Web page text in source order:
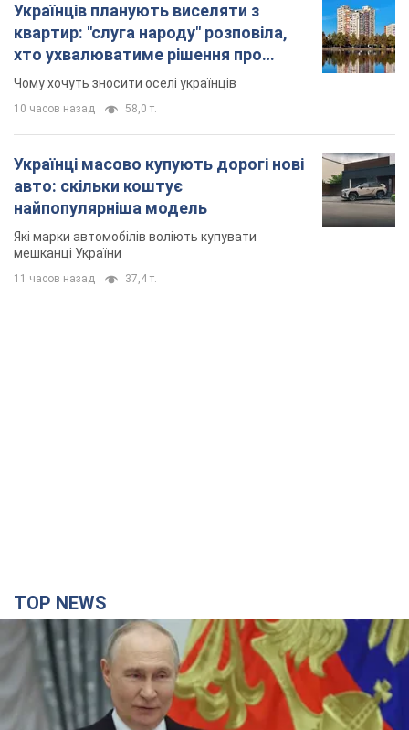
Українців планують виселяти з
квартир: "слуга народу" розповіла,
хто ухвалюватиме рішення про
знесення будинків
Чому хочуть зносити оселі українців
10 часов назад 58,0 т.
Українці масово купують дорогі нові
авто: скільки коштує
найпопулярніша модель
Які марки автомобілів воліють купувати
мешканці України
11 часов назад 37,4 т.
TOP NEWS